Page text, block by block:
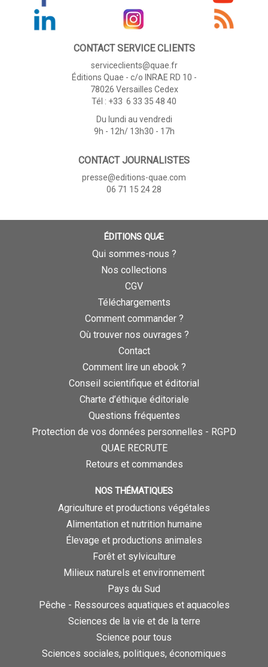
CONTACT SERVICE CLIENTS
serviceclients@quae.fr
Éditions Quae - c/o INRAE RD 10 -
78026 Versailles Cedex
Tél : +33 6 33 35 48 40
Du lundi au vendredi
9h - 12h/ 13h30 - 17h
CONTACT JOURNALISTES
presse@editions-quae.com
06 71 15 24 28
ÉDITIONS QUÆ
Qui sommes-nous ?
Nos collections
CGV
Téléchargements
Comment commander ?
Où trouver nos ouvrages ?
Contact
Comment lire un ebook ?
Conseil scientifique et éditorial
Charte d’éthique éditoriale
Questions fréquentes
Protection de vos données personnelles - RGPD
QUAE RECRUTE
Retours et commandes
NOS THÉMATIQUES
Agriculture et productions végétales
Alimentation et nutrition humaine
Élevage et productions animales
Forêt et sylviculture
Milieux naturels et environnement
Pays du Sud
Pêche - Ressources aquatiques et aquacoles
Sciences de la vie et de la terre
Science pour tous
Sciences sociales, politiques, économiques